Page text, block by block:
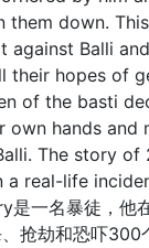
them down.
against Balli
their hopes of
of the basti
own hands and
The story of
a real-life
是一名暴徒，他
抢劫和恐吓300